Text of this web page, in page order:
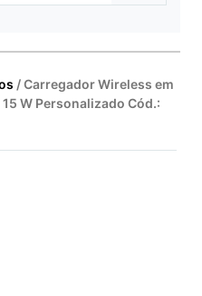
/ Carregador Wireless em
W Personalizado Cód.: